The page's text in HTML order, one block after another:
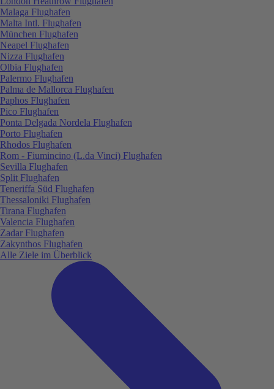
Malaga Flughafen
Malta Intl. Flughafen
München Flughafen
Neapel Flughafen
Nizza Flughafen
Olbia Flughafen
Palermo Flughafen
Palma de Mallorca Flughafen
Paphos Flughafen
Pico Flughafen
Ponta Delgada Nordela Flughafen
Porto Flughafen
Rhodos Flughafen
Rom - Fiumincino (L.da Vinci) Flughafen
Sevilla Flughafen
Split Flughafen
Teneriffa Süd Flughafen
Thessaloniki Flughafen
Tirana Flughafen
Valencia Flughafen
Zadar Flughafen
Zakynthos Flughafen
Alle Ziele im Überblick